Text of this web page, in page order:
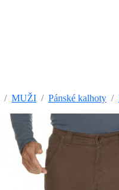
MUŽI Pánské kalhoty